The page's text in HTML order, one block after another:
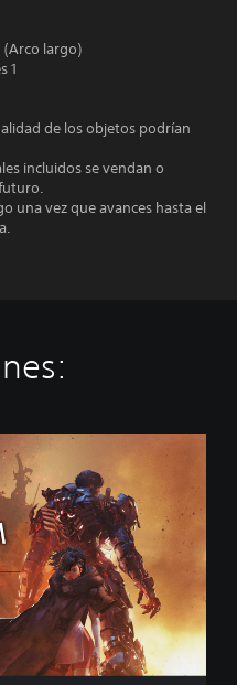
(Arco largo)
1
de los objetos podrían
incluidos se vendan o
una vez que avances hasta el